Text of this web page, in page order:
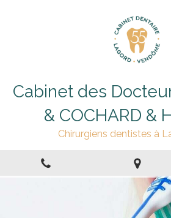
Cabinet des
& COCHARD &
Chirurgiens dentistes à